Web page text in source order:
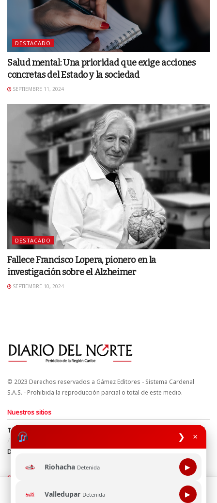
❯ ×
Riohacha Detenida ▶
Valledupar Detenida ▶
DESTACADO
Salud mental: Una prioridad que exige acciones
concretas del Estado y la sociedad
SEPTIEMBRE 11, 2024
DESTACADO
Fallece Francisco Lopera, pionero en la
investigación sobre el Alzheimer
SEPTIEMBRE 10, 2024
© 2023 Derechos reservados a Gámez Editores - Sistema Cardenal
S.A.S. - Prohibida la reproducción parcial o total de este medio.
Nuestros sitios
Términos y Condiciones
Derechos de Autor y Propiedad Intelectual
Política de uso de cookies
Política de Tratamiento de Datos
Directrices Editoriales
Síguenos
Esta página web usa cookie para mejorar tu experiencia de
navegación, al continuar aceptas nuestra política de uso de